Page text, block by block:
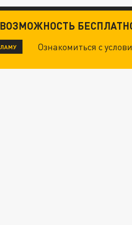
ВОЗМОЖНОСТЬ
Ознакомиться с